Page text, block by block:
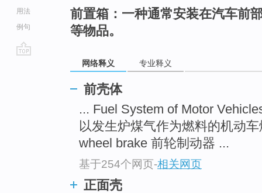
用法
例句
前置箱：一种通常安装在汽车前
等物品。
网络释义 专业释义
前壳体
... Fuel System of Motor
以发生炉煤气作为燃料的机动
wheel brake 前轮制动器 ...
基于254个网页-相关网页
正面壳